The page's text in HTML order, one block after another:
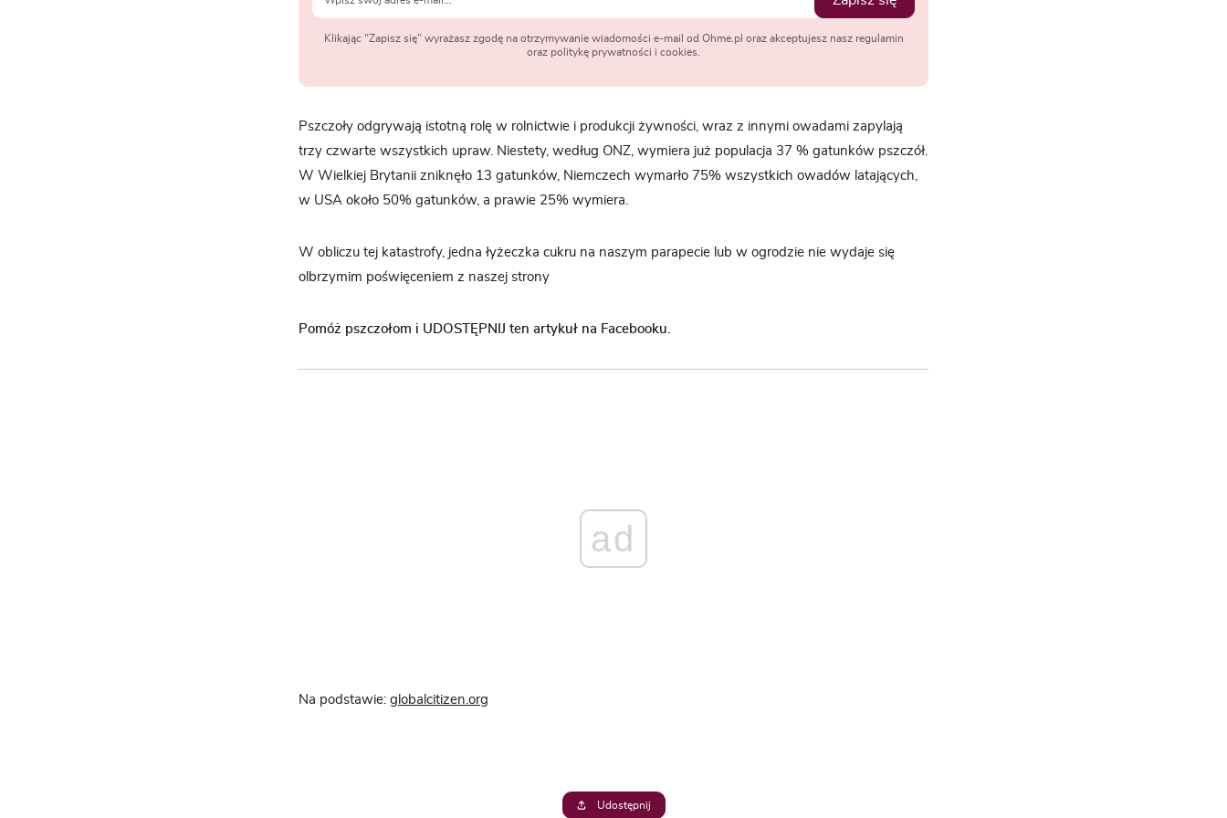
Klikając "Zapisz się" wyrażasz zgodę na otrzymywanie wiadomości e-mail od Ohme.pl oraz akceptujesz nasz regulamin
oraz politykę prywatności i cookies.
Pszczoły odgrywają istotną rolę w rolnictwie i produkcji żywności, wraz z innymi owadami zapylają
trzy czwarte wszystkich upraw. Niestety, według ONZ, wymiera już populacja 37 % gatunków pszczół.
W Wielkiej Brytanii zniknęło 13 gatunków, Niemczech wymarło 75% wszystkich owadów latających,
w USA około 50% gatunków, a prawie 25% wymiera.
W obliczu tej katastrofy, jedna łyżeczka cukru na naszym parapecie lub w ogrodzie nie wydaje się
olbrzymim poświęceniem z naszej strony
Pomóż pszczołom i UDOSTĘPNIJ ten artykuł na Facebooku.
ad
Na podstawie: globalcitizen.org
Udostępnij